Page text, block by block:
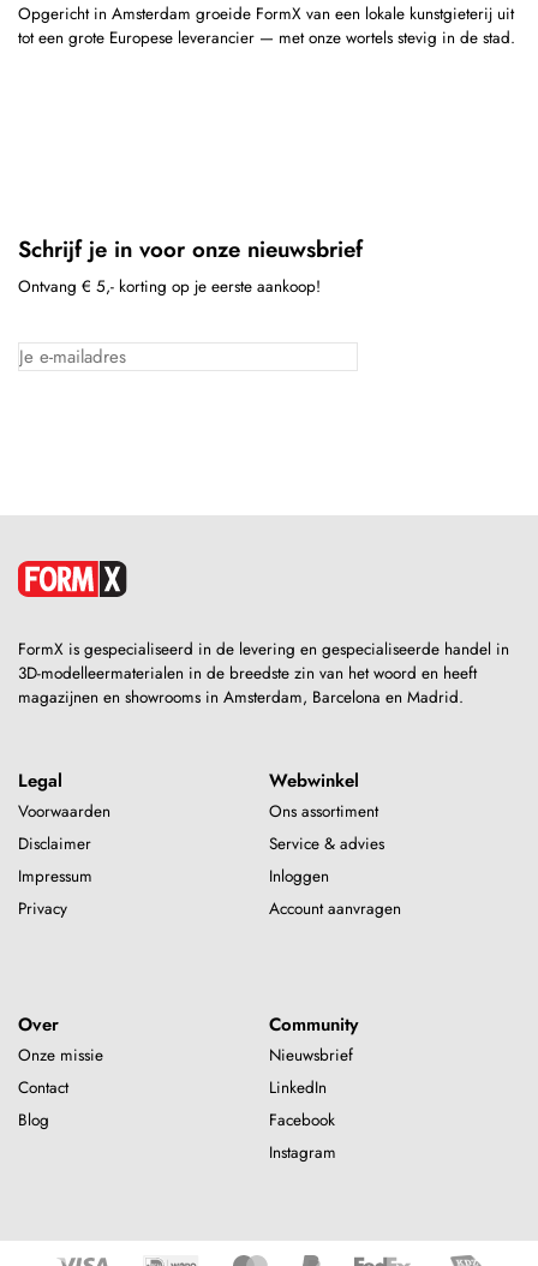
Opgericht in Amsterdam groeide FormX van een lokale kunstgieterij uit
tot een grote Europese leverancier — met onze wortels stevig in de stad.
Schrijf je in voor onze nieuwsbrief
Ontvang € 5,- korting op je eerste aankoop!
FormX is gespecialiseerd in de levering en gespecialiseerde handel in
3D-modelleermaterialen in de breedste zin van het woord en heeft
magazijnen en showrooms in Amsterdam, Barcelona en Madrid.
Legal
Voorwaarden
Disclaimer
Impressum
Privacy
Webwinkel
Ons assortiment
Service & advies
Inloggen
Account aanvragen
Over
Onze missie
Contact
Blog
Community
Nieuwsbrief
LinkedIn
Facebook
Instagram